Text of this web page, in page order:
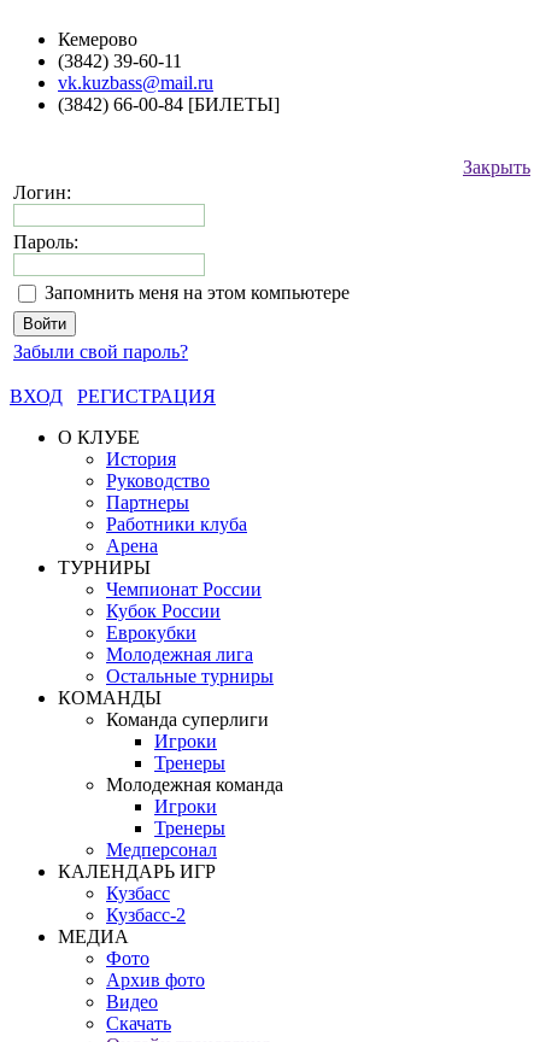
Кемерово
(3842) 39-60-11
vk.kuzbass@mail.ru
(3842) 66-00-84 [БИЛЕТЫ]
Закрыть
Логин:
Пароль:
Запомнить меня на этом компьютере
Забыли свой пароль?
ВХОД
РЕГИСТРАЦИЯ
О КЛУБЕ
История
Руководство
Партнеры
Работники клуба
Арена
ТУРНИРЫ
Чемпионат России
Кубок России
Еврокубки
Молодежная лига
Остальные турниры
КОМАНДЫ
Команда суперлиги
Игроки
Тренеры
Молодежная команда
Игроки
Тренеры
Медперсонал
КАЛЕНДАРЬ ИГР
Кузбасс
Кузбасс-2
МЕДИА
Фото
Архив фото
Видео
Скачать